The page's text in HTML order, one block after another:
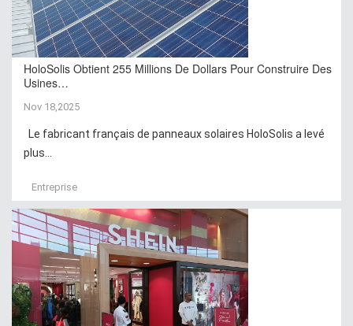
HoloSolis Obtient 255 Millions De Dollars Pour Construire Des
Usines…
Nov 18,2025
Le fabricant français de panneaux solaires HoloSolis a levé
plus...
Entreprise